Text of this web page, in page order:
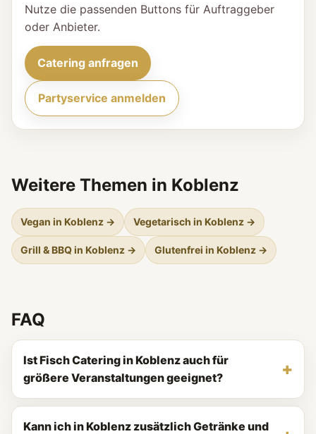
Nutze die passenden Buttons für Auftraggeber
oder Anbieter.
Catering anfragen
Partyservice anmelden
Weitere Themen in Koblenz
Vegan in Koblenz → Vegetarisch in Koblenz →
Grill & BBQ in Koblenz → Glutenfrei in Koblenz →
FAQ
Ist Fisch Catering in Koblenz auch für
größere Veranstaltungen geeignet?
Kann ich in Koblenz zusätzlich Getränke und